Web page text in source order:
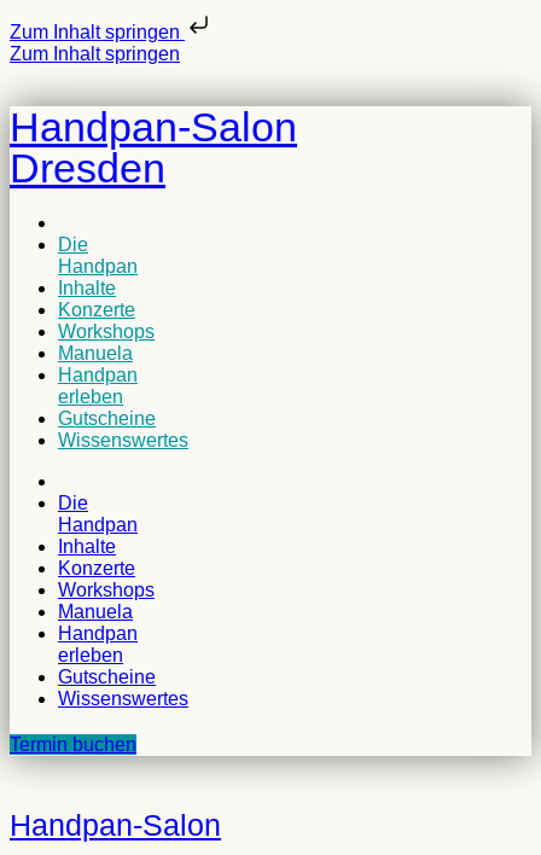
Zum Inhalt springen
Zum Inhalt springen
Handpan-Salon
Dresden
Die
Handpan
Inhalte
Konzerte
Workshops
Manuela
Handpan
erleben
Gutscheine
Wissenswertes
Die
Handpan
Inhalte
Konzerte
Workshops
Manuela
Handpan
erleben
Gutscheine
Wissenswertes
Termin buchen
Handpan-Salon